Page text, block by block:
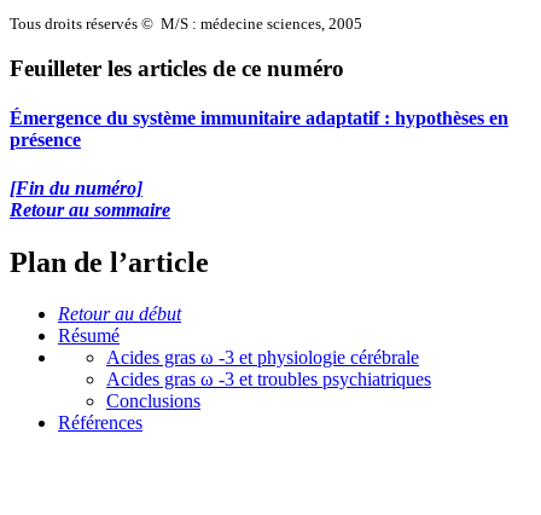
Tous droits réservés © M/S : médecine sciences, 2005
Feuilleter les articles de ce numéro
Émergence du système immunitaire adaptatif : hypothèses en
présence
[Fin du numéro]
Retour au sommaire
Plan de l’article
Retour au début
Résumé
Acides gras ω -3 et physiologie cérébrale
Acides gras ω -3 et troubles psychiatriques
Conclusions
Références